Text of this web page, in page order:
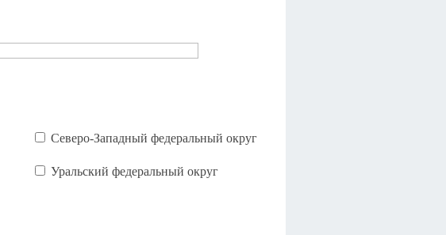
Северо-Западный федеральный округ
Уральский федеральный округ